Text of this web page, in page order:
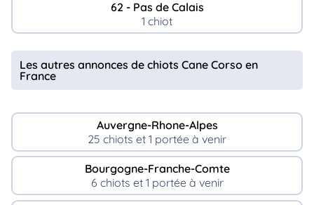
62 - Pas de Calais
1 chiot
Les autres annonces de chiots Cane Corso en
France
Auvergne-Rhone-Alpes
25 chiots et 1 portée à venir
Bourgogne-Franche-Comte
6 chiots et 1 portée à venir